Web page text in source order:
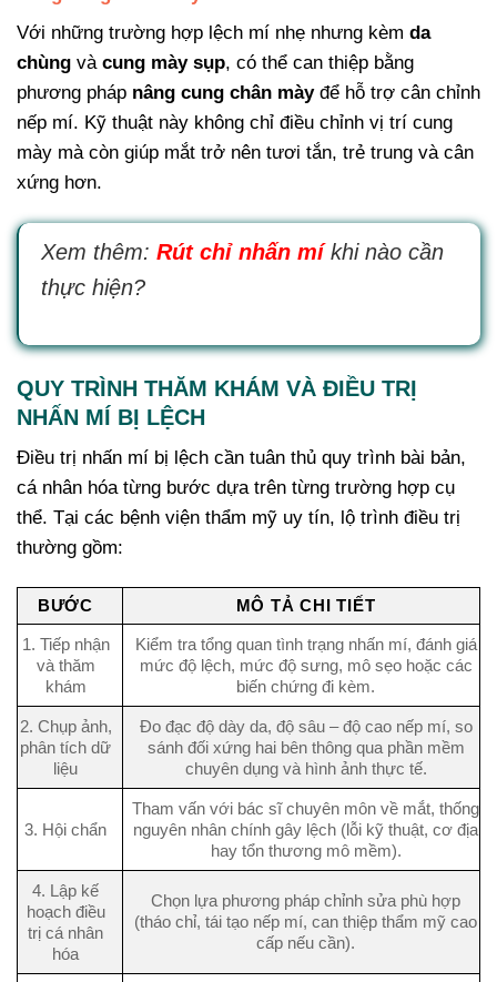
Với những trường hợp lệch mí nhẹ nhưng kèm da
chùng và cung mày sụp, có thể can thiệp bằng
phương pháp nâng cung chân màyđể hỗ trợ cân chỉnh
nếp mí. Kỹ thuật này không chỉ điều chỉnh vị trí cung
mày mà còn giúp mắt trở nên tươi tắn, trẻ trung và cân
xứng hơn.
Xem thêm: Rút chỉ nhấn míkhi nào cần
thực hiện?
QUY TRÌNH THĂM KHÁM VÀ ĐIỀU TRỊ
NHẤN MÍ BỊ LỆCH
Điều trị nhấn mí bị lệch cần tuân thủ quy trình bài bản,
cá nhân hóa từng bước dựa trên từng trường hợp cụ
thể. Tại các bệnh viện thẩm mỹ uy tín, lộ trình điều trị
thường gồm:
BƯỚC MÔ TẢ CHI TIẾT
1. Tiếp nhận
và thăm
khám
Kiểm tra tổng quan tình trạng nhấn mí, đánh giá
mức độ lệch, mức độ sưng, mô sẹo hoặc các
biến chứng đi kèm.
2. Chụp ảnh,
phân tích dữ
liệu
Đo đạc độ dày da, độ sâu – độ cao nếp mí, so
sánh đối xứng hai bên thông qua phần mềm
chuyên dụng và hình ảnh thực tế.
3. Hội chẩn
Tham vấn với bác sĩ chuyên môn về mắt, thống
nguyên nhân chính gây lệch (lỗi kỹ thuật, cơ địa
hay tổn thương mô mềm).
4. Lập kế
hoạch điều
trị cá nhân
hóa
Chọn lựa phương pháp chỉnh sửa phù hợp
(tháo chỉ, tái tạo nếp mí, can thiệp thẩm mỹ cao
cấp nếu cần).